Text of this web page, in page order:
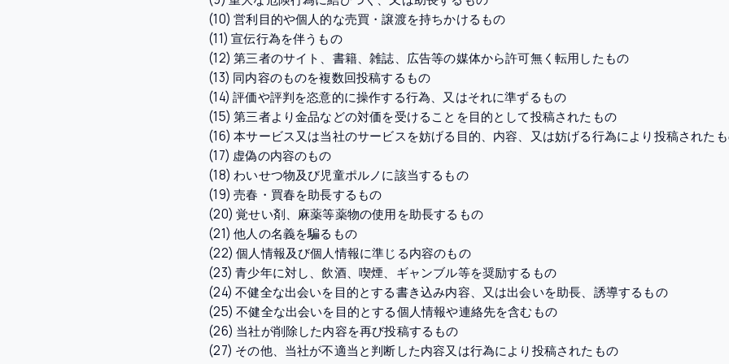
(10) 営利目的や個人的な売買・譲渡を持ちかけるもの
(11) 宣伝行為を伴うもの
(12) 第三者のサイト、書籍、雑誌、広告等の媒体から許可無く転用したもの
(13) 同内容のものを複数回投稿するもの
(14) 評価や評判を恣意的に操作する行為、又はそれに準ずるもの
(15) 第三者より金品などの対価を受けることを目的として投稿されたもの
(16) 本サービス又は当社のサービスを妨げる目的、内容、又は妨げる行為により投稿された
(17) 虚偽の内容のもの
(18) わいせつ物及び児童ポルノに該当するもの
(19) 売春・買春を助長するもの
(20) 覚せい剤、麻薬等薬物の使用を助長するもの
(21) 他人の名義を騙るもの
(22) 個人情報及び個人情報に準じる内容のもの
(23) 青少年に対し、飲酒、喫煙、ギャンブル等を奨励するもの
(24) 不健全な出会いを目的とする書き込み内容、又は出会いを助長、誘導するもの
(25) 不健全な出会いを目的とする個人情報や連絡先を含むもの
(26) 当社が削除した内容を再び投稿するもの
(27) その他、当社が不適当と判断した内容又は行為により投稿されたもの